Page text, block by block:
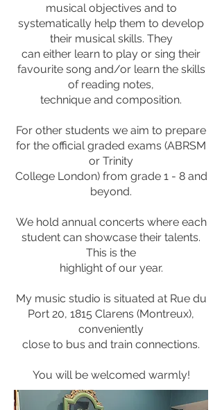
musical objectives and to
systematically help them to develop
their musical skills. They
can either learn to play or sing their
favourite song and/or learn the skills
of reading notes,
technique and composition.
For other students we aim to prepare
for the official graded exams (ABRSM
or Trinity
College London) from grade 1 - 8 and
beyond.
We hold annual concerts where each
student can showcase their talents.
This is the
highlight of our year.
My music studio is situated at Rue du
Port 20, 1815 Clarens (Montreux),
conveniently
close to bus and train connections.
You will be welcomed warmly!